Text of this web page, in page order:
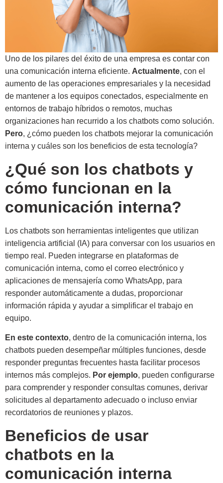
Uno de los pilares del éxito de una empresa es contar con
una comunicación interna eficiente. Actualmente, con el
aumento de las operaciones empresariales y la necesidad
de mantener a los equipos conectados, especialmente en
entornos de trabajo híbridos o remotos, muchas
organizaciones han recurrido a los chatbots como solución.
Pero, ¿cómo pueden los chatbots mejorar la comunicación
interna y cuáles son los beneficios de esta tecnología?
¿Qué son los chatbots y
cómo funcionan en la
comunicación interna?
Los chatbots son herramientas inteligentes que utilizan
inteligencia artificial (IA) para conversar con los usuarios en
tiempo real. Pueden integrarse en plataformas de
comunicación interna, como el correo electrónico y
aplicaciones de mensajería como WhatsApp, para
responder automáticamente a dudas, proporcionar
información rápida y ayudar a simplificar el trabajo en
equipo.
En este contexto, dentro de la comunicación interna, los
chatbots pueden desempeñar múltiples funciones, desde
responder preguntas frecuentes hasta facilitar procesos
internos más complejos. Por ejemplo, pueden configurarse
para comprender y responder consultas comunes, derivar
solicitudes al departamento adecuado o incluso enviar
recordatorios de reuniones y plazos.
Beneficios de usar
chatbots en la
comunicación interna